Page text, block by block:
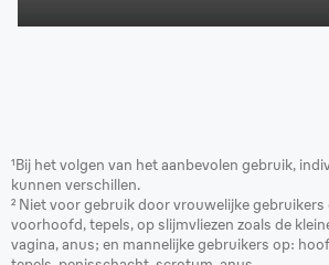
¹Bij het volgen van het aanbevolen gebruik,
kunnen verschillen.
² Niet voor gebruik door vrouwelijke
voorhoofd, tepels, op slijmvliezen zoals de
vagina, anus; en mannelijke gebruikers op: